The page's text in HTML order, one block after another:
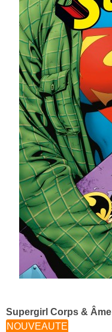
Supergirl Corps & Âme
NOUVEAUTE